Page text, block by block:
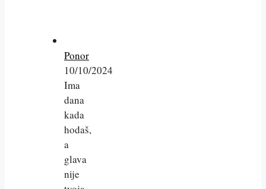
Ponor
10/10/2024
Ima
dana
kada
hodaš,
a
glava
nije